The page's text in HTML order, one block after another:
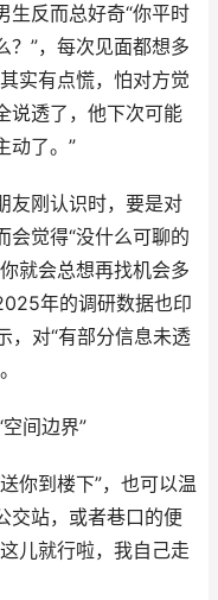
生反而总好奇“你平时
？”，每次见面都想多
实有点慌，怕对方觉
说透了，他下次可能
动了。”
友刚认识时，要是对
会觉得“没什么可聊的
就会总想再找机会多
年的调研数据也印
，对“有部分信息未透
间边界”
你到楼下”，也可以温
交站，或者巷口的便
儿就行啦，我自己走